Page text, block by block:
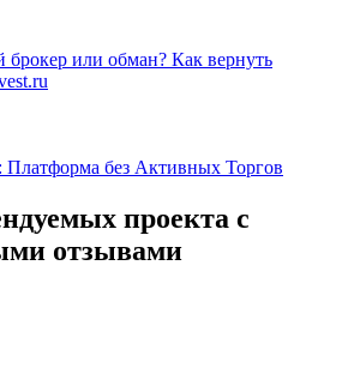
или обман? Как вернуть
Платформа без Активных Торгов
проекта с
отзывами